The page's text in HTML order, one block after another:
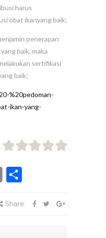
harus
obat ikanyang baik;
penerapan
baik, maka
sertifikasi
baik;
%20pedoman-
ikan-yang-
Email
Share: